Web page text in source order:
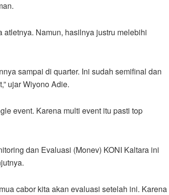
Namun, hasilnya justru melebihi
sampai di quarter. Ini sudah semifinal dan
ujar Wiyono Adie.
event. Karena multi event itu pasti top
dan Evaluasi (Monev) KONI Kaltara ini
cabor kita akan evaluasi setelah ini. Karena